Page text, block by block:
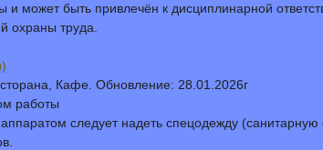
и может быть привлечён к дисциплинарной
охраны труда.
Кафе. Обновление: 28.01.2026г
работы
следует надеть спецодежду (санитарную